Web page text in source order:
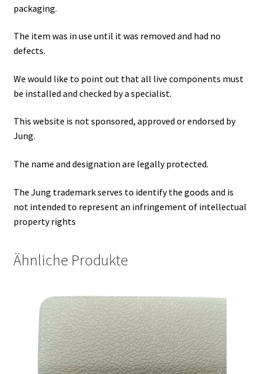
packaging.
The item was in use until it was removed and had no
defects.
We would like to point out that all live components must
be installed and checked by a specialist.
This website is not sponsored, approved or endorsed by
Jung.
The name and designation are legally protected.
The Jung trademark serves to identify the goods and is
not intended to represent an infringement of intellectual
property rights
Ähnliche Produkte